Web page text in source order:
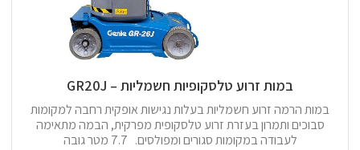
במות זרוע טלסקופיות חשמליות – GR20J
במות הרמה זרוע חשמליות בעלות נגישות אופקית רחבה למקומות
סבוכים ותמרון בעזרת זרוע טלסקופית מפרקית, הבמה מתאימה
לעבודה במקומות סגורים ומפולסים. 7.7 מטר גובה